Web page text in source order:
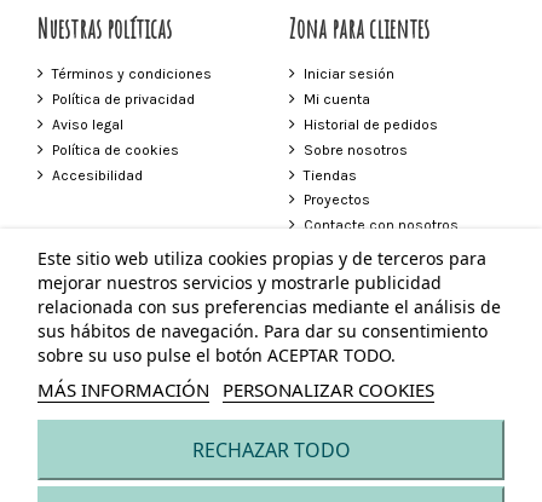
Nuestras políticas
Términos y condiciones
Política de privacidad
Aviso legal
Política de cookies
Accesibilidad
Zona para clientes
Iniciar sesión
Mi cuenta
Historial de pedidos
Sobre nosotros
Tiendas
Proyectos
Contacte con nosotros
Contacto
Tienda Vejer
Plaza de España 24 Vejer de la Frontera
856 272 639
603 604 247
tiendavejer@neilapascual.com
Este sitio web utiliza cookies propias y de terceros para
mejorar nuestros servicios y mostrarle publicidad
relacionada con sus preferencias mediante el análisis de
sus hábitos de navegación. Para dar su consentimiento
sobre su uso pulse el botón ACEPTAR TODO.
MÁS INFORMACIÓN PERSONALIZAR COOKIES
RECHAZAR TODO
© Todos los derechos reservados - Powered bybytefactory